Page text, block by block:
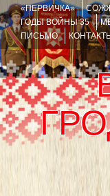
«ПЕРВИЧКА»
ГОДЫ ВОЙНЫ 35
ПИСЬМО